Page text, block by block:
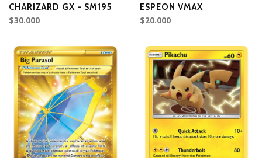
CHARIZARD GX - SM195
$30.000
ESPEON VMAX
$20.000